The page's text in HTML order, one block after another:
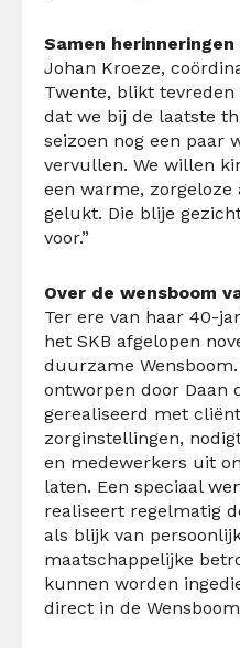
Samen herinneringen
Johan Kroeze,
Twente, blikt
dat we bij de laatste
seizoen nog een paar
vervullen. We willen
een warme, zorgeloze
gelukt. Die blije
voor.”
Over de wensboom
Ter ere van haar 40-
het SKB afgelopen
duurzame
ontworpen door Daan
gerealiseerd met
zorginstellingen,
en medewerkers uit
laten. Een speciaal
realiseert regelmatig
als blijk van
maatschappelijke
kunnen worden
direct in de